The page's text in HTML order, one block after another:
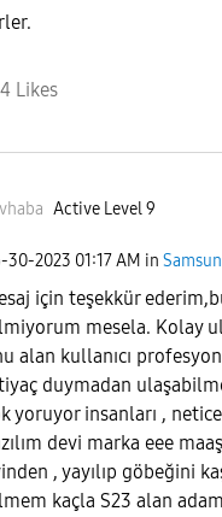
4 Likes
Active Level 9
30-2023 01:17 AM in
için teşekkür
mesela. Kolay
alan kullanıcı
duymadan
yoruyor insanları ,
devi marka eee
, yayılıp göbeğini
kaçla S23 alan